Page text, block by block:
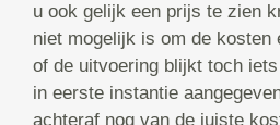
u ook gelijk een prijs te zien
niet mogelijk is om de kosten
of de uitvoering blijkt toch
in eerste instantie
achteraf nog van de juiste